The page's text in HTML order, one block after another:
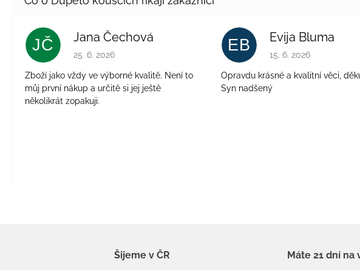
JČ Jana Čechová
Hodnocení obchodu je 5 z 5 hvězdiček.
25. 6. 2026
Zboží jako vždy ve výborné kvalitě. Není to
můj první nákup a určitě si jej ještě
několikrát zopakuji.
EB Evija Bluma
Hodnocení obchodu je
15. 6. 2026
Opravdu krásné a kvalitní věci,
Syn nadšený
Šijeme v ČR Máte 21 dní na